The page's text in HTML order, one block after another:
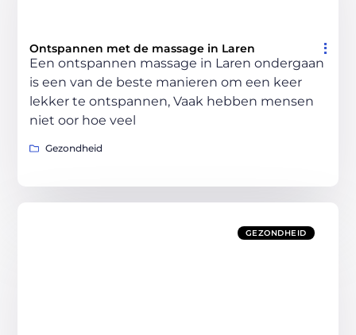
Ontspannen met de massage in Laren
Een ontspannen massage in Laren ondergaan
is een van de beste manieren om een keer
lekker te ontspannen, Vaak hebben mensen
niet oor hoe veel
Gezondheid
GEZONDHEID